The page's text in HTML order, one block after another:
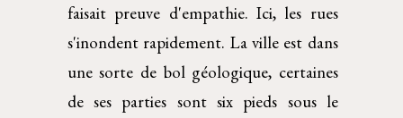
faisait preuve d'empathie. Ici, les rues
s'inondent rapidement. La ville est dans
une sorte de bol géologique, certaines
de ses parties sont six pieds sous le